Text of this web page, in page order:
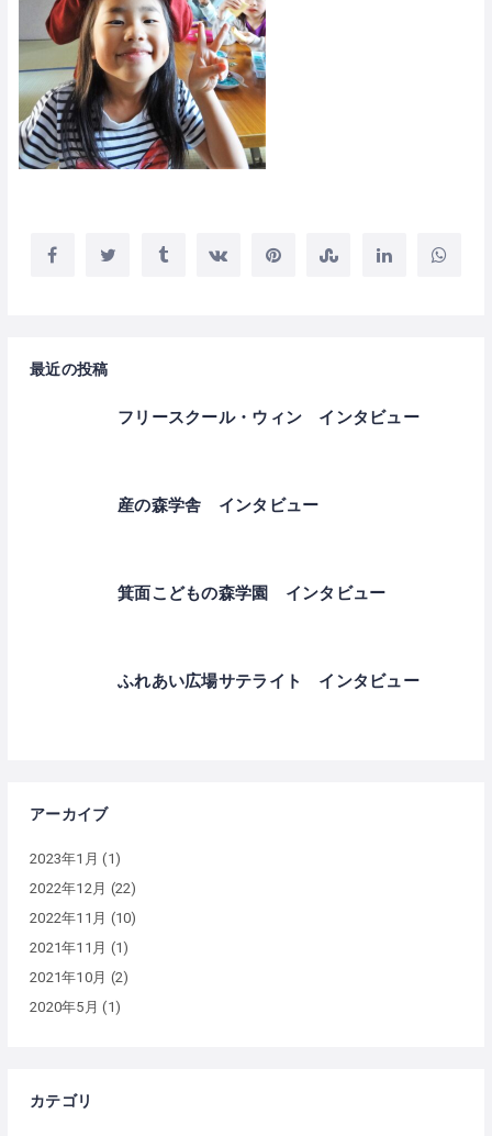
最近の投稿
フリースクール・ウィン インタビュー
産の森学舎 インタビュー
箕面こどもの森学園 インタビュー
ふれあい広場サテライト インタビュー
アーカイブ
2023年1月 (1)
2022年12月 (22)
2022年11月 (10)
2021年11月 (1)
2021年10月 (2)
2020年5月 (1)
カテゴリ